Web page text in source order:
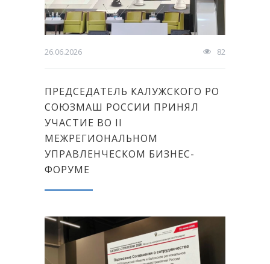
26.06.2026 82
ПРЕДСЕДАТЕЛЬ КАЛУЖСКОГО РО
СОЮЗМАШ РОССИИ ПРИНЯЛ
УЧАСТИЕ ВО II
МЕЖРЕГИОНАЛЬНОМ
УПРАВЛЕНЧЕСКОМ БИЗНЕС-
ФОРУМЕ